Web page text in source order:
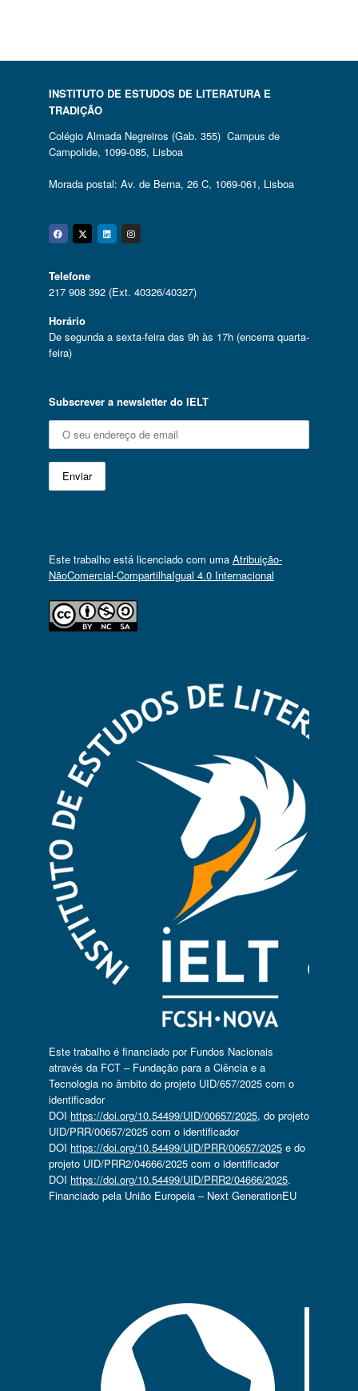
INSTITUTO DE ESTUDOS DE LITERATURA E
TRADIÇÃO
Colégio Almada Negreiros (Gab. 355) Campus de
Campolide, 1099-085, Lisboa
Morada postal: Av. de Berna, 26 C, 1069-061, Lisboa
Facebook
Twitter
Linkedin
Instagram
Telefone
217 908 392 (Ext. 40326/40327)
Horário
De segunda a sexta-feira das 9h às 17h (encerra quarta-
feira)
Subscrever a newsletter do IELT
Este trabalho está licenciado com uma Atribuição-
NãoComercial-CompartilhaIgual 4.0 Internacional
Este trabalho é financiado por Fundos Nacionais
através da FCT – Fundação para a Ciência e a
Tecnologia no âmbito do projeto UID/657/2025 com o
identificador
DOI https://doi.org/10.54499/UID/00657/2025, do projeto
UID/PRR/00657/2025 com o identificador
DOI https://doi.org/10.54499/UID/PRR/00657/2025e do
projeto UID/PRR2/04666/2025 com o identificador
DOI https://doi.org/10.54499/UID/PRR2/04666/2025.
Financiado pela União Europeia – Next GenerationEU